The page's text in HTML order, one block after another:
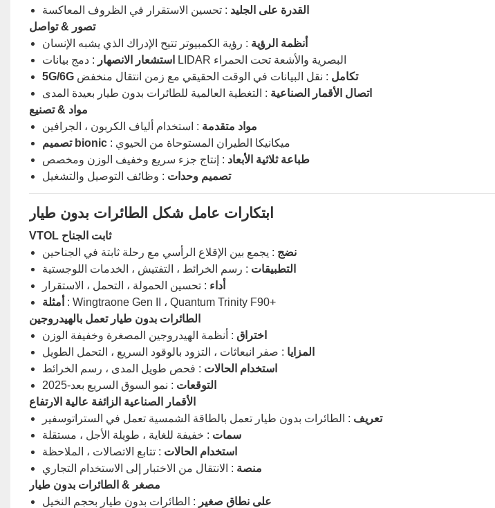
القدرة على الجليد : تحسين الاستقرار في الظروف المعاكسة
تصور & تواصل
أنظمة الرؤية : رؤية الكمبيوتر تتيح الإدراك الذي يشبه الإنسان
استشعار الانصهار
: دمج بيانات LIDAR البصرية والأشعة تحت الحمراء
5G/6G تكامل : نقل البيانات في الوقت الحقيقي مع زمن انتقال منخفض
اتصال الأقمار الصناعية : التغطية العالمية للطائرات بدون طيار بعيدة المدى
مواد & تصنيع
مواد متقدمة : استخدام ألياف الكربون ، الجرافين
تصميم bionic
: ميكانيكا الطيران المستوحاة من الحيوي
طباعة ثلاثية الأبعاد : إنتاج جزء سريع وخفيف الوزن ومخصص
تصميم وحدات : وظائف التوصيل والتشغيل
ابتكارات عامل شكل الطائرات بدون طيار
VTOL ثابت الجناح
نضج : يجمع بين الإقلاع الرأسي مع رحلة ثابتة في الجناحين
التطبيقات : رسم الخرائط ، التفتيش ، الخدمات اللوجستية
أداء : تحسين الحمولة ، التحمل ، الاستقرار
: Wingtraone Gen II ، Quantum Trinity F90+
الطائرات بدون طيار تعمل بالهيدروجين
اختراق : أنظمة الهيدروجين المصغرة وخفيفة الوزن
المزايا : صفر انبعاثات ، التزود بالوقود السريع ، التحمل الطويل
استخدام الحالات : فحص طويل المدى ، رسم الخرائط
التوقعات : نمو السوق السريع بعد-2025
الأقمار الصناعية الزائفة عالية الارتفاع
تعريف : الطائرات بدون طيار تعمل بالطاقة الشمسية تعمل في الستراتوسفير
سمات : خفيفة للغاية ، طويلة الأجل ، مستقلة
استخدام الحالات : تتابع الاتصالات ، الملاحظة
منصة : الانتقال من الاختبار إلى الاستخدام التجاري
مصغر & الطائرات بدون طيار
على نطاق صغير : الطائرات بدون طيار بحجم النخيل